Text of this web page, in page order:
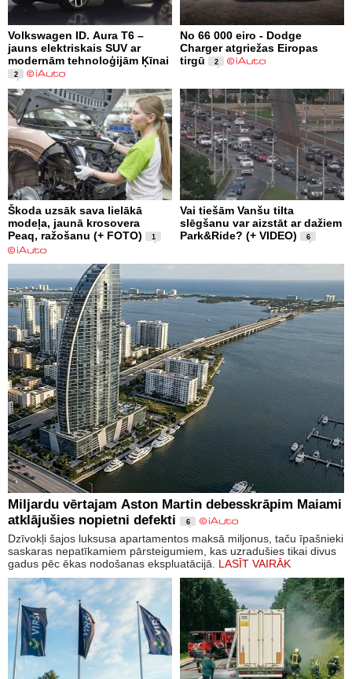
Volkswagen ID. Aura T6 –
jauns elektriskais SUV ar
modernām tehnoloģijām Ķīnai
2
No 66 000 eiro - Dodge
Charger atgriežas Eiropas
tirgū
2
Škoda uzsāk sava lielākā
modeļa, jaunā krosovera
Peaq, ražošanu (+ FOTO)
1
Vai tiešām Vanšu tilta
slēgšanu var aizstāt ar dažiem
Park&Ride? (+ VIDEO)
6
Miljardu vērtajam Aston Martin debesskrāpim Maiami
atklājušies nopietni defekti
6
Dzīvokļi šajos luksusa apartamentos maksā miljonus, taču īpašnieki
saskaras nepatīkamiem pārsteigumiem, kas uzradušies tikai divus
gadus pēc ēkas nodošanas ekspluatācijā. LASĪT VAIRĀK